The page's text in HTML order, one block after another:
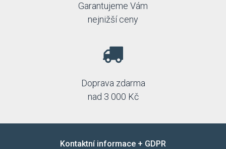
Garantujeme Vám
nejnižší ceny
Doprava zdarma
nad 3 000 Kč
Kontaktní informace + GDPR